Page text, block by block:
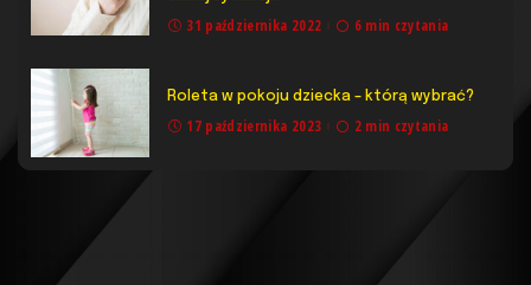
31 października 2022 6 min czytania
Roleta w pokoju dziecka – którą wybrać?
17 października 2023 2 min czytania